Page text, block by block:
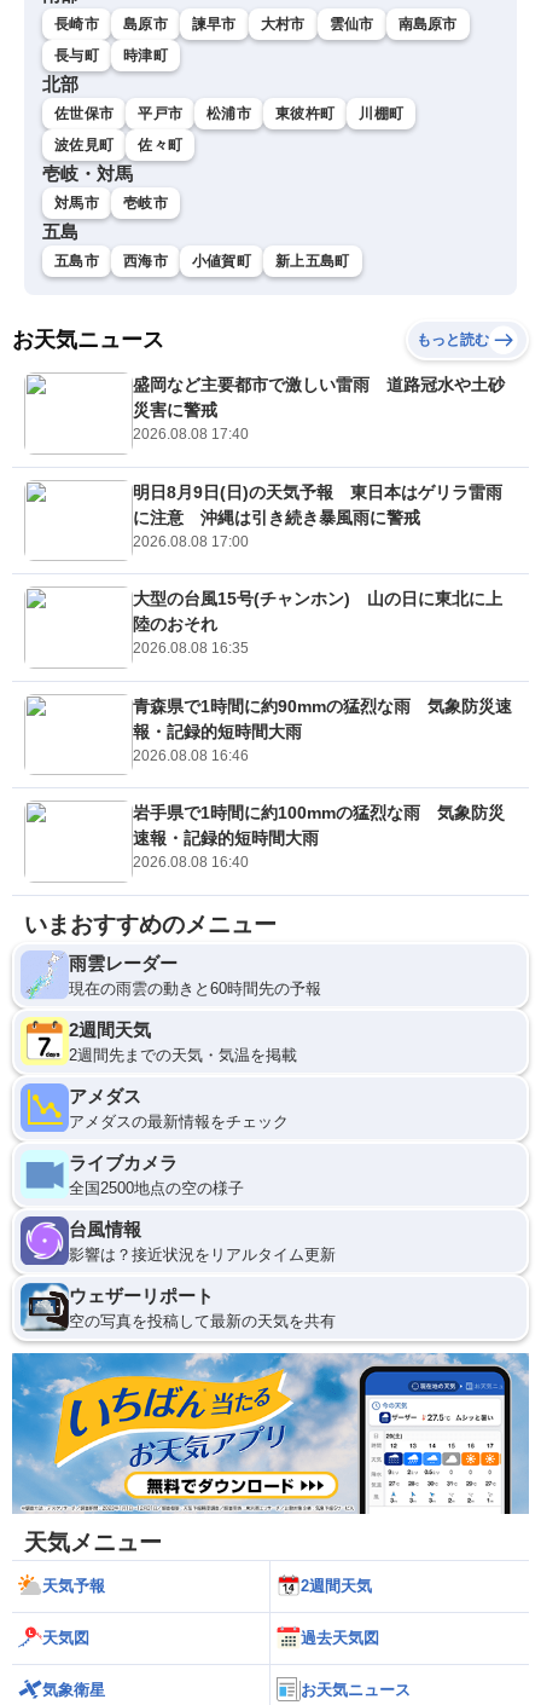
長崎市 島原市 諫早市 大村市 雲仙市
南島原市
長与町
時津町
北部
佐世保市 平戸市 松浦市 東彼杵町
川棚町
波佐見町
佐々町
壱岐・対馬
対馬市 壱岐市
五島
五島市 西海市 小値賀町 新上五島町
お天気ニュース もっと読む
盛岡など主要都市で激しい雷雨 道路冠水や土砂
災害に警戒
2026.08.08 17:40
明日8月9日(日)の天気予報 東日本はゲリラ雷雨
に注意 沖縄は引き続き暴風雨に警戒
2026.08.08 17:00
大型の台風15号(チャンホン) 山の日に東北に上
陸のおそれ
2026.08.08 16:35
青森県で1時間に約90mmの猛烈な雨 気象防災速
報・記録的短時間大雨
2026.08.08 16:46
岩手県で1時間に約100mmの猛烈な雨 気象防災
速報・記録的短時間大雨
2026.08.08 16:40
いまおすすめのメニュー
雨雲レーダー
現在の雨雲の動きと60時間先の予報
2週間天気
2週間先までの天気・気温を掲載
アメダス
アメダスの最新情報をチェック
ライブカメラ
全国2500地点の空の様子
台風情報
影響は？接近状況をリアルタイム更新
ウェザーリポート
空の写真を投稿して最新の天気を共有
天気メニュー
天気予報 2週間天気
天気図 過去天気図
気象衛星 お天気ニュース